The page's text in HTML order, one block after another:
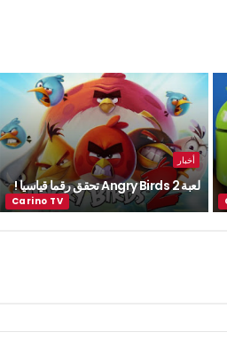
أخبار
لعبة Angry Birds 2 تحقق رقما قياسيا !